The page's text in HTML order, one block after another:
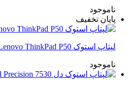
ناموجود
پایان تخفیف
لپتاپ استوک Lenovo ThinkPad P50 نسل6
ناموجود